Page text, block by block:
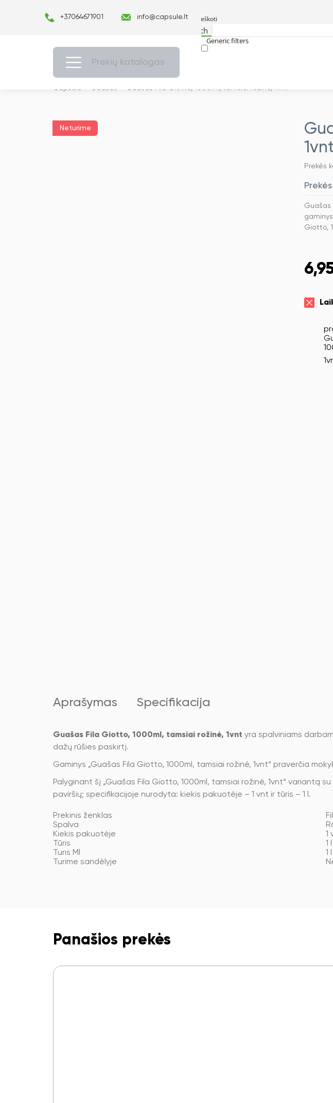
+37064671901 info@capsule.lt
Search
Generic filters
Prekių katalogas
Capsulė Guašas Guašas Fila Giotto, 1000ml, tamsiai rožinė, 1vnt
Neturime
1vnt
Prekės
Guašas
Giotto,
Aprašymas Specifikacija
Guašas Fila Giotto, 1000ml, tamsiai rožinė, 1vnt yra spalviniams
dažų rūšies paskirtį.
Gaminys „Guašas Fila Giotto, 1000ml, tamsiai rožinė, 1vnt“ praverčia
Palyginant šį „Guašas Fila Giotto, 1000ml, tamsiai rožinė, 1vnt“
paviršių; specifikacijoje nurodyta: kiekis pakuotėje – 1 vnt ir tūris – 1 l.
Prekinis ženklas
Spalva
Kiekis pakuotėje
1
Tūris
1 l
Turis Ml
1 l
Turime sandėlyje
Panašios prekės